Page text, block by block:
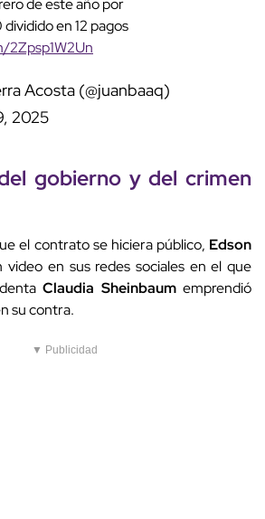
de este año por
en 12 pagos
2Zpsp1W2Un
Acosta (@juanbaaq)
2025
gobierno y del crimen
el contrato se hiciera público, Edson
video en sus redes sociales en el que
Claudia Sheinbaumemprendió
su contra.
▼ Publicidad